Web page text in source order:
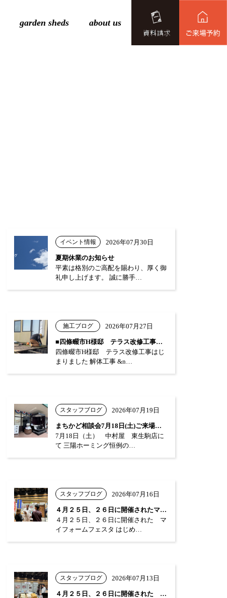
garden sheds about us
イベント情報 2026年07月30日
夏期休業のお知らせ
平素は格別のご高配を賜わり、厚く御
礼申し上げます。 誠に勝手…
施工ブログ 2026年07月27日
■四條畷市H様邸 テラス改修工事はじまり…
四條畷市H様邸 テラス改修工事はじ
まりました 解体工事 &n…
スタッフブログ 2026年07月19日
まちかど相談会7月18日(土)ご来場あり…
7月18日（土） 中村屋 東生駒店に
て 三陽ホーミング恒例の…
スタッフブログ 2026年07月16日
４月２５日、２６日に開催されたマイフォー…
４月２５日、２６日に開催された マ
イフォームフェスタ はじめ…
スタッフブログ 2026年07月13日
４月２５日、２６日に開催された マイフォ…